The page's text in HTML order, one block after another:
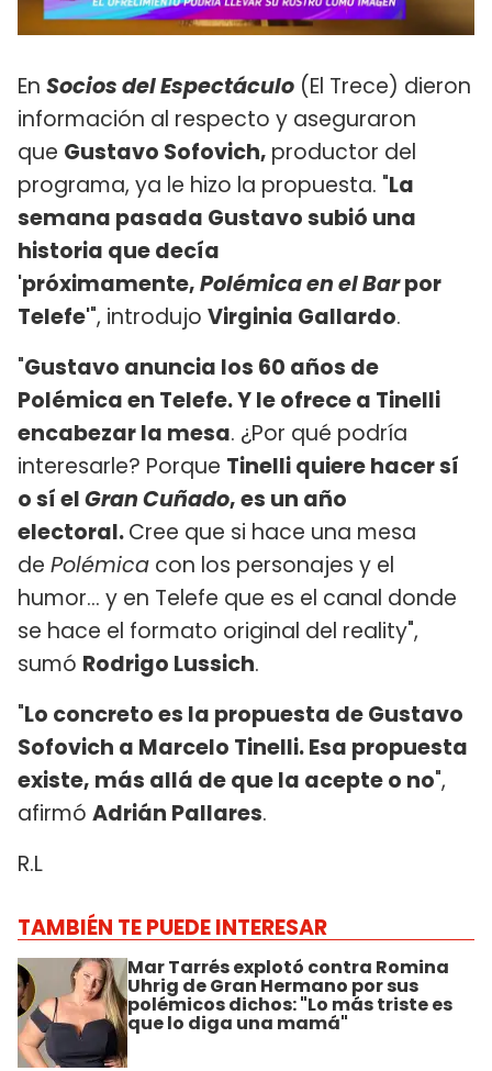
En Socios del Espectáculo (El Trece) dieron
información al respecto y aseguraron
que Gustavo Sofovich, productor del
programa, ya le hizo la propuesta. "La
semana pasada Gustavo subió una
historia que decía
'próximamente,Polémica en el Barpor
Telefe'", introdujo Virginia Gallardo.
"Gustavo anuncia los 60 años de
Polémica en Telefe. Y le ofrece a Tinelli
encabezar la mesa. ¿Por qué podría
interesarle? Porque Tinelli quiere hacer sí
o sí elGran Cuñado, es un año
electoral.Cree que si hace una mesa
de Polémica con los personajes y el
humor... y en Telefe que es el canal donde
se hace el formato original del reality",
sumó Rodrigo Lussich.
"Lo concreto es la propuesta de Gustavo
Sofovich a Marcelo Tinelli. Esa propuesta
existe, más allá de que la acepte o no",
afirmó Adrián Pallares.
R.L
TAMBIÉN TE PUEDE INTERESAR
Mar Tarrés explotó contra Romina
Uhrig de Gran Hermano por sus
polémicos dichos: "Lo más triste es
que lo diga una mamá"